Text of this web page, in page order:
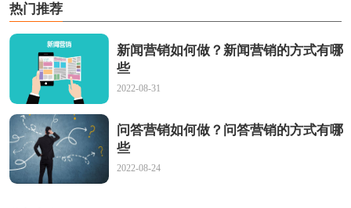
热门推荐
新闻营销如何做？新闻营销的方式有哪
些
2022-08-31
问答营销如何做？问答营销的方式有哪
些
2022-08-24